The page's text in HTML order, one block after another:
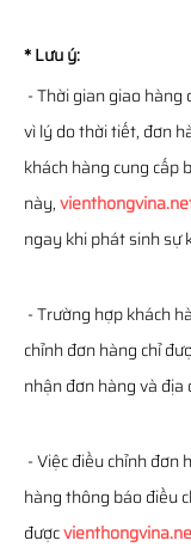
* Lưu ý:
- Thời gian giao hàng
vì lý do thời tiết, đơn
khách hàng cung cấp
này,
ngay khi phát sinh sự
- Trường hợp khách
chỉnh đơn hàng chỉ
nhận đơn hàng và địa
- Việc điều chỉnh đơn
hàng thông báo điều
được